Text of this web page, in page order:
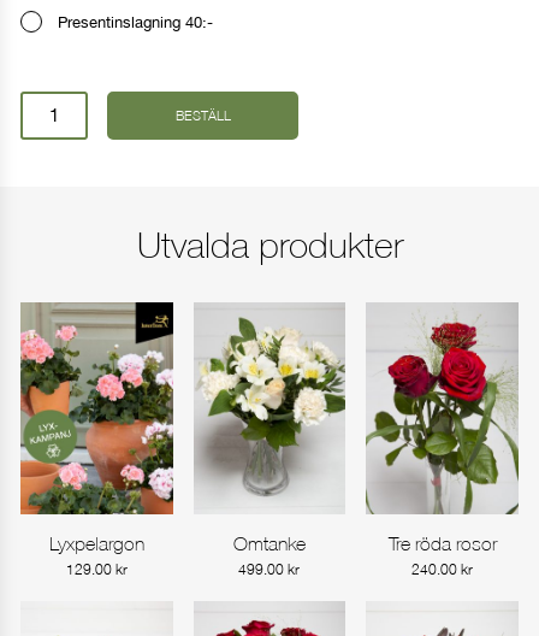
Presentinslagning 40:-
Prenumeration
BESTÄLL
Utvalda produkter
Gå till produkt
Lyxpelargon
129.00 kr
Gå till produkt
Omtanke
499.00kr
Gå till produkt
Tre röda rosor
240.00kr